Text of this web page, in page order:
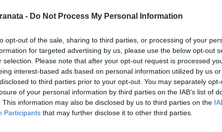
- Do Not Process My Personal Information
opt-out of the sale, sharing to third parties, or processing of your
for targeted advertising by us, please use the below opt-out
selection. Please note that after your opt-out request is processed
interest-based ads based on personal information utilized by us
to third parties prior to your opt-out. You may separately
of your personal information by third parties on the IAB’s list of
This information may also be disclosed by us to third parties on the
Participants that may further disclose it to other third parties.
Nicola affronterà il Lecce al ‘Via
Salernitana cercherà di tornare alla
Candreva e soci sbancavano Roma
sarà ‘scortata’ da non meno di
di marcia per la propria squadra:
sono state affatto convincenti ed i